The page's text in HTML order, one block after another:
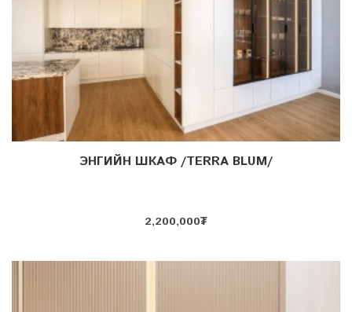
Дэлгэрэнгүй
ЭНГИЙН ШКАФ /TERRA BLUM/
2,200,000₮